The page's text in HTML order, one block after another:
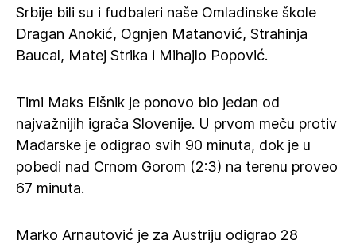
Srbije bili su i fudbaleri naše Omladinske škole
Dragan Anokić, Ognjen Matanović, Strahinja
Baucal, Matej Strika i Mihajlo Popović.
Timi Maks Elšnik je ponovo bio jedan od
najvažnijih igrača Slovenije. U prvom meču protiv
Mađarske je odigrao svih 90 minuta, dok je u
pobedi nad Crnom Gorom (2:3) na terenu proveo
67 minuta.
Marko Arnautović je za Austriju odigrao 28